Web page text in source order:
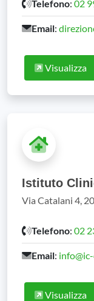
Telefono: 02
Email:
Visualizza
Istituto
Via Catalani 4,
Telefono: 02
Email:
Visualizza